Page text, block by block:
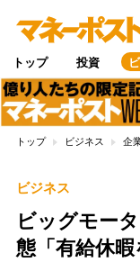
トップ 投資
トップ ビジネス 企
ビジネス
ビッグモー
態「有給休暇